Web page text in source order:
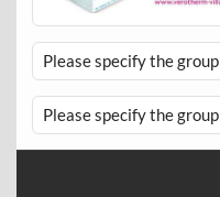
Please specify the group
Please specify the group